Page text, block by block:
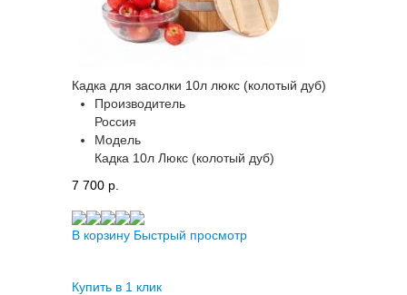
Кадка для засолки 10л люкс (колотый дуб)
Производитель
Россия
Модель
Кадка 10л Люкс (колотый дуб)
7 700 p.
В корзину Быстрый просмотр
Купить в 1 клик